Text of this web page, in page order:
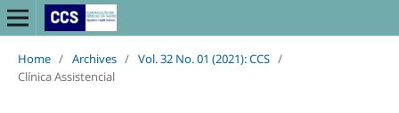
Home / Archives / Vol. 32 No. 01 (2021): CCS /
Clínica Assistencial